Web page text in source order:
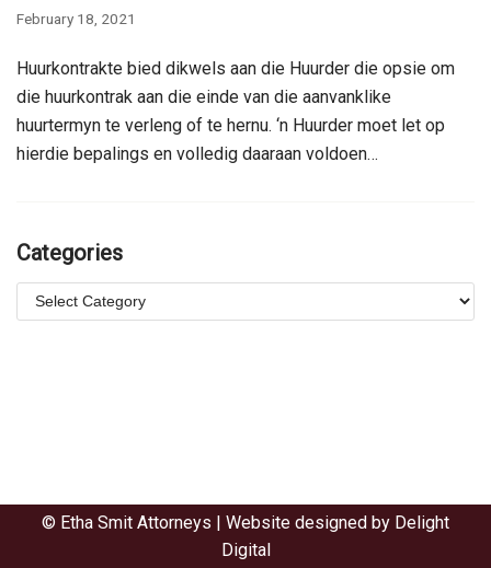
February 18, 2021
Huurkontrakte bied dikwels aan die Huurder die opsie om
die huurkontrak aan die einde van die aanvanklike
huurtermyn te verleng of te hernu. ‘n Huurder moet let op
hierdie bepalings en volledig daaraan voldoen…
Categories
© Etha Smit Attorneys | Website designed by Delight
Digital